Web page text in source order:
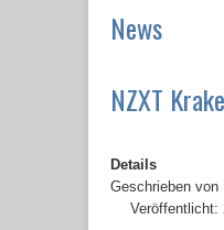
News
NZXT
Details
Geschrieben von
Veröffentlicht: